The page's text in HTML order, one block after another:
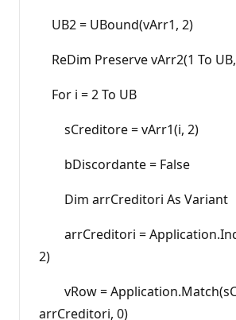
UB2 = UBound(vArr1, 2)
ReDim Preserve vArr2(1 To
For i = 2 To UB
sCreditore = vArr1(i, 2)
bDiscordante = False
Dim arrCreditori As Variant
arrCreditori =
2)
vRow =
arrCreditori, 0)